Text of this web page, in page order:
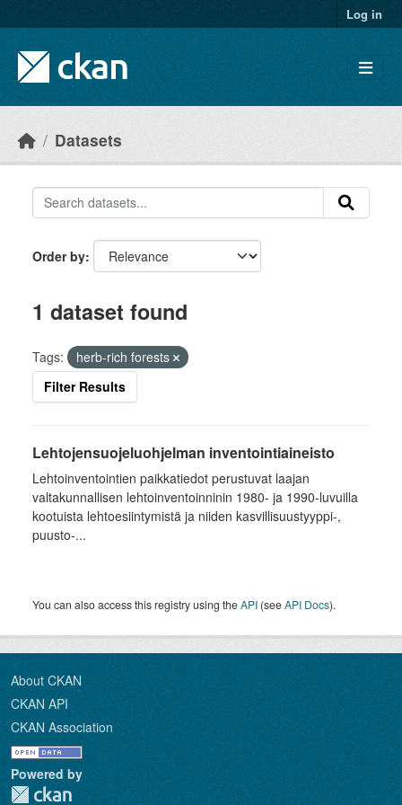
Log in
Datasets
Order by
1 dataset found
Tags:
herb-rich forests
Filter Results
Lehtojensuojeluohjelman inventointiaineisto
Lehtoinventointien paikkatiedot perustuvat laajan
valtakunnallisen lehtoinventoinninin 1980- ja 1990-luvuilla
kootuista lehtoesiintymistä ja niiden kasvillisuustyyppi-,
puusto-...
You can also access this registry using theAPI (seeAPI Docs).
About CKAN
CKAN API
CKAN Association
Powered by